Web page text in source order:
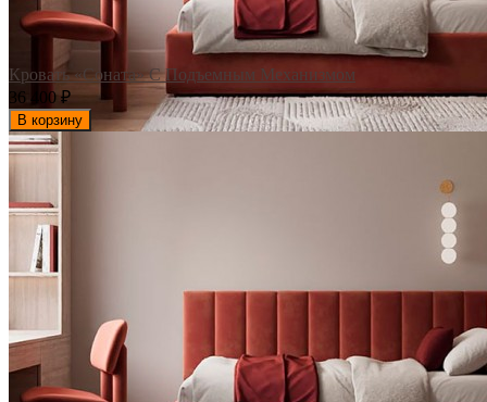
Кровать «Соната» С Подъемным Механизмом
36 400₽
В корзину